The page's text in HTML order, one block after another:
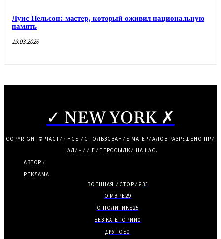
Луис Нельсон: мастер, который оживил национальную
память
19.03.2026
✓ NEW YORK ✗
COPYRIGHT © ЧАСТИЧНОЕ ИСПОЛЬЗОВАНИЕ МАТЕРИАЛОВ РАЗРЕШЕНО ПРИ
НАЛИЧИИ ГИПЕРССЫЛКИ НА НАС.
АВТОРЫ
РЕКЛАМА
ВОЕННАЯ ИСТОРИЯ35
О МЭРЕ29
О ПОЛИТИКЕ25
БЕЗ КАТЕГОРИИ0
ДРУГОЕ0